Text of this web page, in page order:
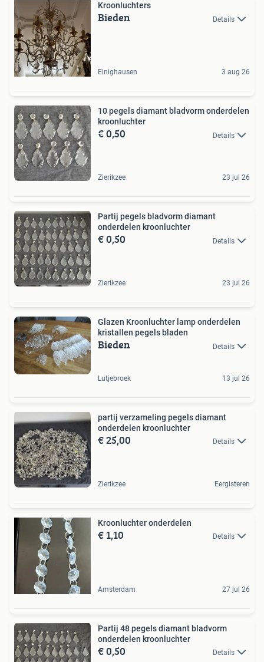
Kroonluchters
Bieden Details
Einighausen 3 aug 26
10 pegels diamant bladvorm onderdelen
kroonluchter
€ 0,50 Details
Zierikzee 23 jul 26
Partij pegels bladvorm diamant
onderdelen kroonluchter
€ 0,50 Details
Zierikzee 23 jul 26
Glazen Kroonluchter lamp onderdelen
kristallen pegels bladen
Bieden Details
Lutjebroek 13 jul 26
partij verzameling pegels diamant
onderdelen kroonluchter
€ 25,00 Details
Zierikzee Eergisteren
Kroonluchter onderdelen
€ 1,10 Details
Amsterdam 27 jul 26
Partij 48 pegels diamant bladvorm
onderdelen kroonluchter
€ 0,50 Details